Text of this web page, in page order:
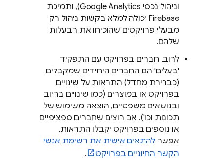
וניהול נכסי Google Analytics), ותמיכת
Firebase יכולה למלא בקשות ניהול רק
מבעלי פרויקטים שהוכיחו את הבעלות
שלהם.
לרוב, חברים בפרויקט עם התפקיד
'בעלים' הם החברים היחידים שמקבלים
(כברירת מחדל) התראות על שינויים
בפרויקט או במוצרים (כמו שינויים בחיוב
ובנושאים משפטיים, הוצאה משימוש של
תכונות וכו'). אם רוצים שחברים ספציפיים
או נוספים בפרויקט יקבלו התראות,
אפשר להתאים אישית את רשימת אנשי
הקשר החיוניים בפרויקט
.